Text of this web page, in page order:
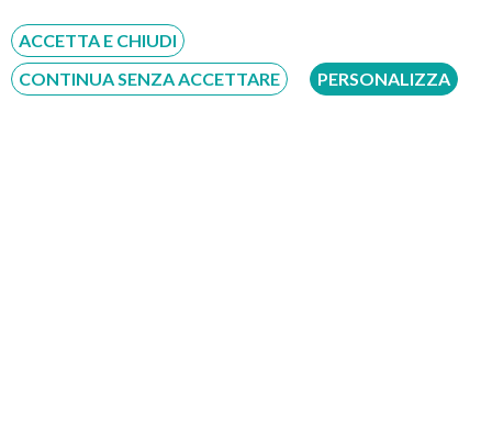
ACCETTA E CHIUDI
CONTINUA SENZA ACCETTARE
PERSONALIZZA
sedazione endovenosa, praticamente inutile anche per le
persone più ansiose.